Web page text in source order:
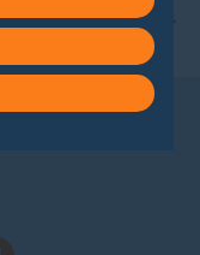
unserer